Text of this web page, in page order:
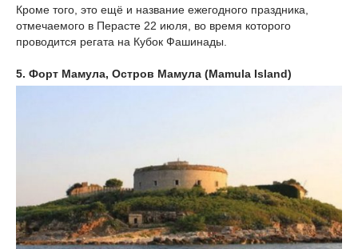
Кроме того, это ещё и название ежегодного праздника,
отмечаемого в Перасте 22 июля, во время которого
проводится регата на Кубок Фашинады.
5. Форт Мамула, Остров Мамула (Mamula Island)